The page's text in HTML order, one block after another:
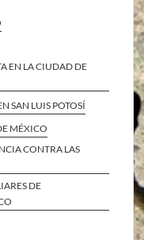
EN LA CIUDAD DE
SAN LUIS POTOSÍ
MÉXICO
CONTRA LAS
DE